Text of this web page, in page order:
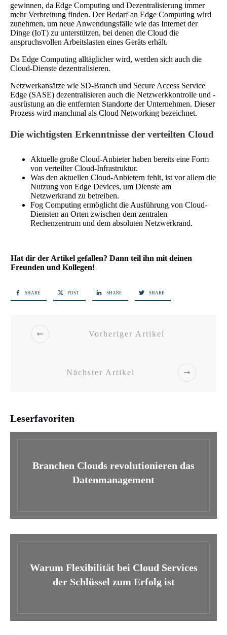
gewinnen, da Edge Computing und Dezentralisierung immer
mehr Verbreitung finden. Der Bedarf an Edge Computing wird
zunehmen, um neue Anwendungsfälle wie das Internet der
Dinge (IoT) zu unterstützen, bei denen die Cloud die
anspruchsvollen Arbeitslasten eines Geräts erhält.
Da Edge Computing alltäglicher wird, werden sich auch die
Cloud-Dienste dezentralisieren.
Netzwerkansätze wie SD-Branch und Secure Access Service
Edge (SASE) dezentralisieren auch die Netzwerkkontrolle und -
ausrüstung an die entfernten Standorte der Unternehmen. Dieser
Prozess wird manchmal als Cloud Networking bezeichnet.
Die wichtigsten Erkenntnisse der verteilten Cloud
Aktuelle große Cloud-Anbieter haben bereits eine Form
von verteilter Cloud-Infrastruktur.
Was den aktuellen Cloud-Anbietern fehlt, ist vor allem die
Nutzung von Edge Devices, um Dienste am
Netzwerkrand zu betreiben.
Fog Computing ermöglicht die Ausführung von Cloud-
Diensten an Orten zwischen dem zentralen
Rechenzentrum und dem absoluten Netzwerkrand.
Hat dir der Artikel gefallen? Dann teil ihn mit deinen
Freunden und Kollegen!
SHARE POST SHARE SHARE
Vorheriger Artikel
Nächster Artikel
Leserfavoriten
Branchen Clouds revolutionieren das
Datenmanagement
Warum Flexibilität bei Cloud Services
der Schlüssel zum Erfolg ist